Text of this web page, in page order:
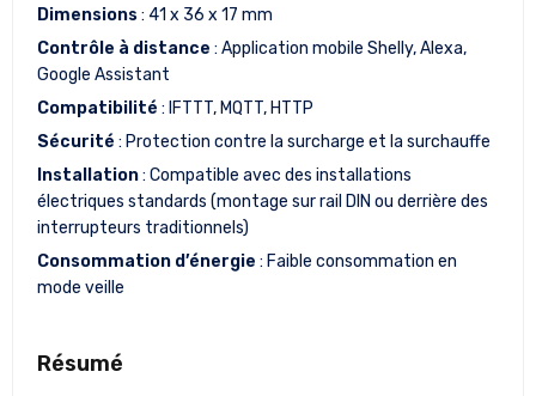
Dimensions : 41 x 36 x 17 mm
Contrôle à distance : Application mobile Shelly, Alexa,
Google Assistant
Compatibilité : IFTTT, MQTT, HTTP
Sécurité : Protection contre la surcharge et la surchauffe
Installation: Compatible avec des installations
électriques standards (montage sur rail DIN ou derrière des
interrupteurs traditionnels)
Consommation d’énergie : Faible consommation en
mode veille
Résumé